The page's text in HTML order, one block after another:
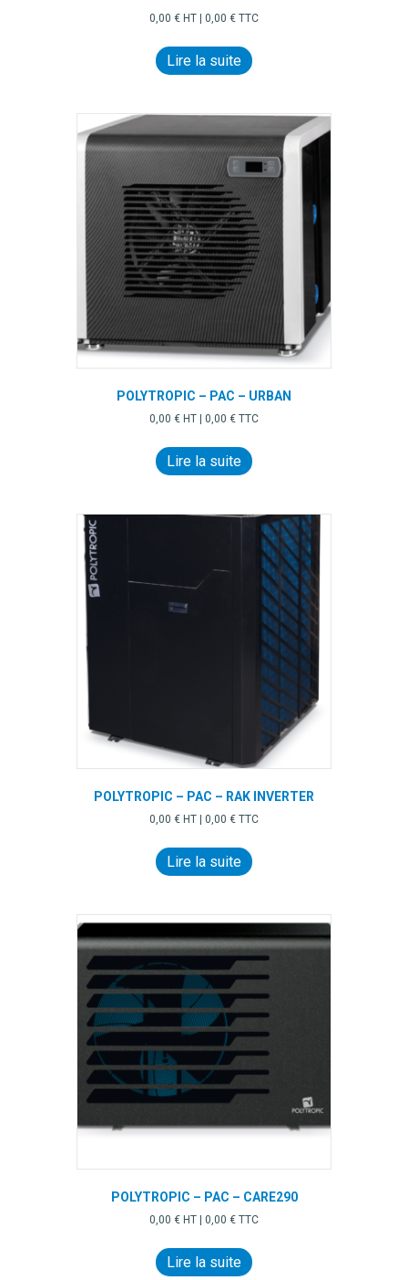
0,00 € HT | 0,00 € TTC
Lire la suite
POLYTROPIC – PAC – URBAN
0,00 € HT | 0,00 € TTC
Lire la suite
POLYTROPIC – PAC – RAK INVERTER
0,00 € HT | 0,00 € TTC
Lire la suite
POLYTROPIC – PAC – CARE290
0,00 € HT | 0,00 € TTC
Lire la suite